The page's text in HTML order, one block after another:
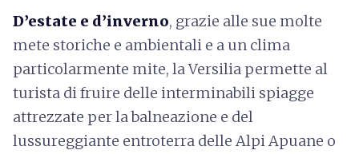
D’estate e d’inverno, grazie alle sue molte
mete storiche e ambientali e a un clima
particolarmente mite, la Versilia permette al
turista di fruire delle interminabili spiagge
attrezzate per la balneazione e del
lussureggiante entroterra delle Alpi Apuane o